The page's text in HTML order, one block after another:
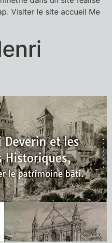
Visiter le site accueil Me